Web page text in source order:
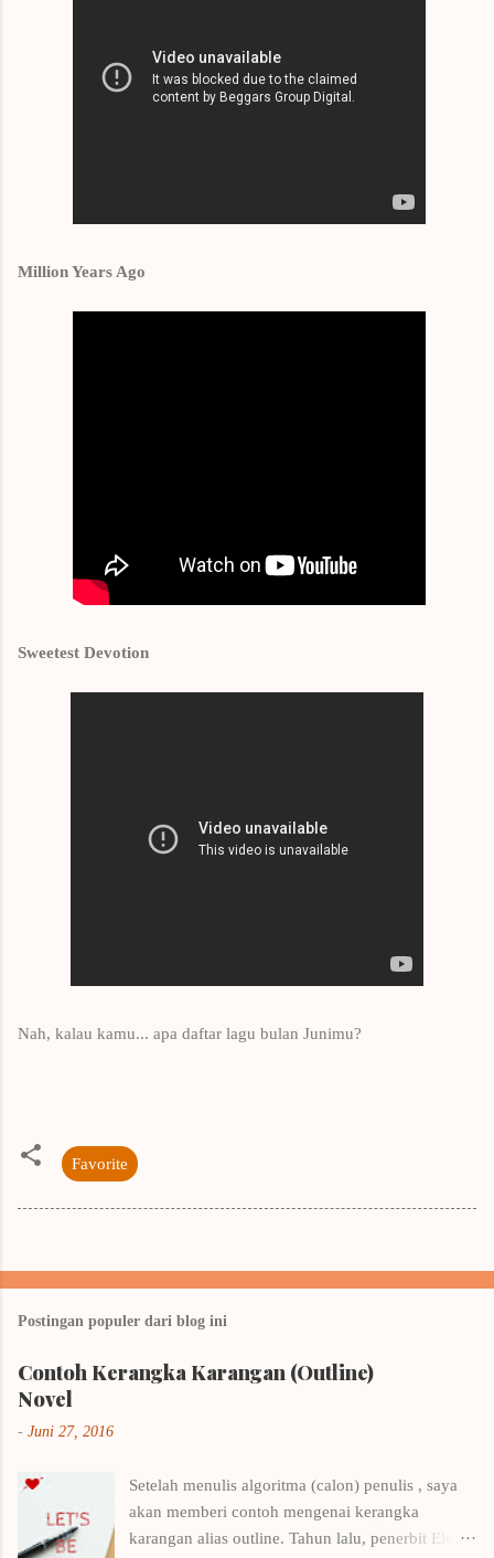
Million Years Ago
Sweetest Devotion
Nah, kalau kamu... apa daftar lagu bulan Junimu?
Favorite
Postingan populer dari blog ini
Contoh Kerangka Karangan (Outline)
Novel
- Juni 27, 2016
Setelah menulis algoritma (calon) penulis , saya
akan memberi contoh mengenai kerangka
karangan alias outline. Tahun lalu, penerbit Elex